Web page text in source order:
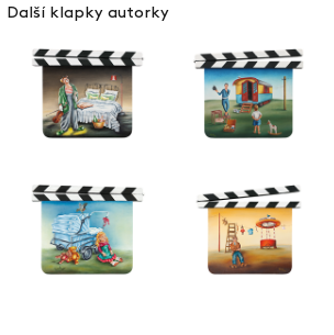
Další klapky autorky